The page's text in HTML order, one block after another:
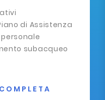
di Assistenza
personale
subacqueo